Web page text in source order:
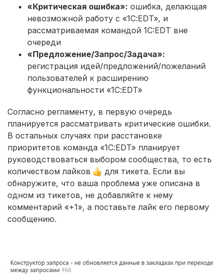
«Критическая ошибка»: ошибка, делающая
невозможной работу с «1С:EDT», и
рассматриваемая командой 1C:EDT вне
очереди
«Предложение/Запрос/Задача»:
регистрация идей/предложений/пожеланий
пользователей к расширению
функциональности «1С:EDT»
Согласно регламенту, в первую очередь
планируется рассматривать критические ошибки.
В остальных случаях при расстановке
приоритетов команда «1С:EDT» планирует
руководствоваться выбором сообщества, то есть
количеством лайков
для тикета. Если вы
обнаружите, что ваша проблема уже описана в
одном из тикетов, не добавляйте к нему
комментарий «+1», а поставьте лайк его первому
сообщению.